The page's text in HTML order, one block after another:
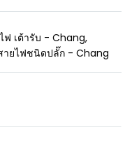
ฟ เต้ารับ - Chang,
ายไฟชนิดปลั๊ก - Chang